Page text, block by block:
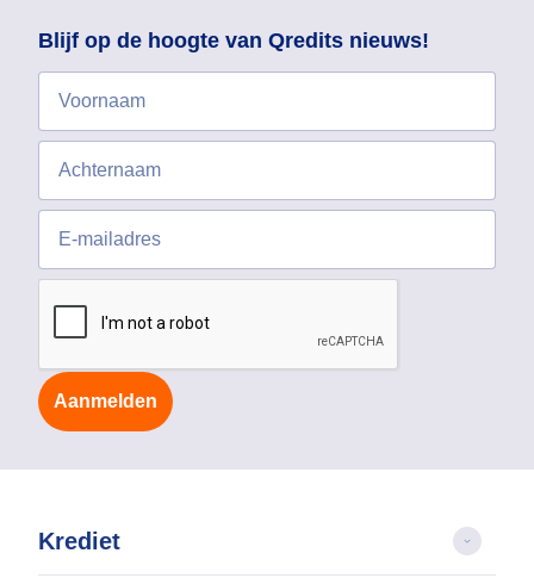
Blijf op de hoogte van Qredits nieuws!
Aanmelden
Krediet